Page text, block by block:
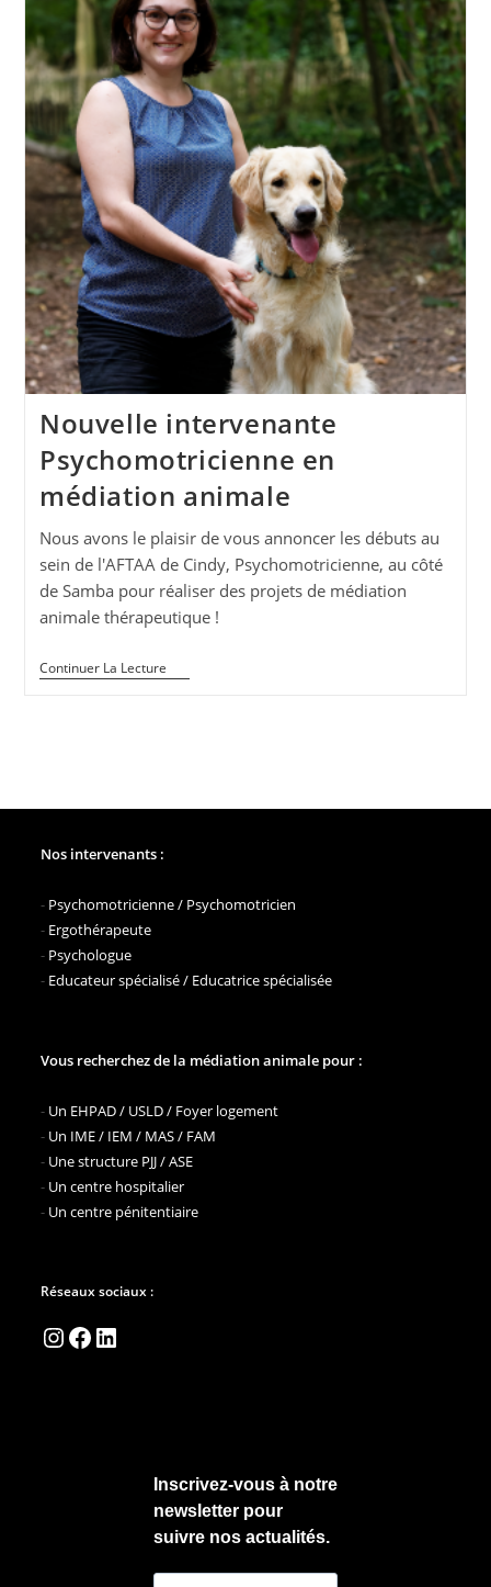
(67)
Nouvelle intervenante
Psychomotricienne en
médiation animale
Nous avons le plaisir de vous annoncer les débuts au
sein de l'AFTAA de Cindy, Psychomotricienne, au côté
de Samba pour réaliser des projets de médiation
animale thérapeutique !
Continuer La LectureNouvelle
Intervenante
Nos intervenants :
- Psychomotricienne / Psychomotricien
- Ergothérapeute
- Psychologue
- Educateur spécialisé / Educatrice spécialisée
Vous recherchez de la médiation animale pour :
- Un EHPAD / USLD / Foyer logement
- Un IME / IEM / MAS / FAM
- Une structure PJJ / ASE
- Un centre hospitalier
- Un centre pénitentiaire
Réseaux sociaux :
Instagram
Facebook
LinkedIn